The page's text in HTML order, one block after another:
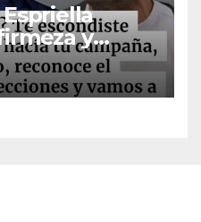
y
de
controversia